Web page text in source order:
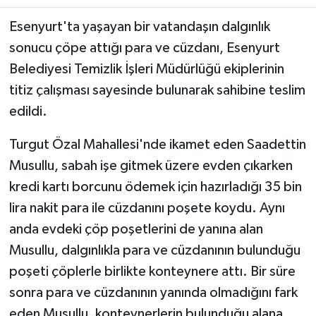
Esenyurt'ta yaşayan bir vatandaşın dalgınlık
sonucu çöpe attığı para ve cüzdanı, Esenyurt
Belediyesi Temizlik İşleri Müdürlüğü ekiplerinin
titiz çalışması sayesinde bulunarak sahibine teslim
edildi.
Turgut Özal Mahallesi'nde ikamet eden Saadettin
Musullu, sabah işe gitmek üzere evden çıkarken
kredi kartı borcunu ödemek için hazırladığı 35 bin
lira nakit para ile cüzdanını poşete koydu. Aynı
anda evdeki çöp poşetlerini de yanına alan
Musullu, dalgınlıkla para ve cüzdanının bulunduğu
poşeti çöplerle birlikte konteynere attı. Bir süre
sonra para ve cüzdanının yanında olmadığını fark